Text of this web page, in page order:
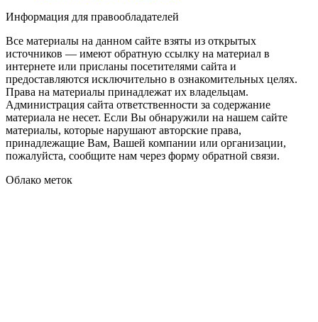
Информация для правообладателей
Все материалы на данном сайте взяты из открытых
источников — имеют обратную ссылку на материал в
интернете или присланы посетителями сайта и
предоставляются исключительно в ознакомительных целях.
Права на материалы принадлежат их владельцам.
Администрация сайта ответственности за содержание
материала не несет. Если Вы обнаружили на нашем сайте
материалы, которые нарушают авторские права,
принадлежащие Вам, Вашей компании или организации,
пожалуйста, сообщите нам через форму обратной связи.
Облако меток